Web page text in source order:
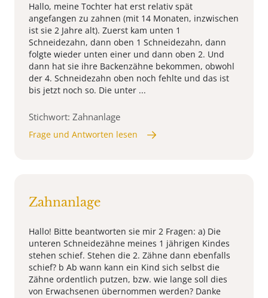
Hallo, meine Tochter hat erst relativ spät
angefangen zu zahnen (mit 14 Monaten, inzwischen
ist sie 2 Jahre alt). Zuerst kam unten 1
Schneidezahn, dann oben 1 Schneidezahn, dann
folgte wieder unten einer und dann oben 2. Und
dann hat sie ihre Backenzähne bekommen, obwohl
der 4. Schneidezahn oben noch fehlte und das ist
bis jetzt noch so. Die unter ...
Stichwort: Zahnanlage
Frage und Antworten lesen
Zahnanlage
Hallo! Bitte beantworten sie mir 2 Fragen: a) Die
unteren Schneidezähne meines 1 jährigen Kindes
stehen schief. Stehen die 2. Zähne dann ebenfalls
schief? b Ab wann kann ein Kind sich selbst die
Zähne ordentlich putzen, bzw. wie lange soll dies
von Erwachsenen übernommen werden? Danke